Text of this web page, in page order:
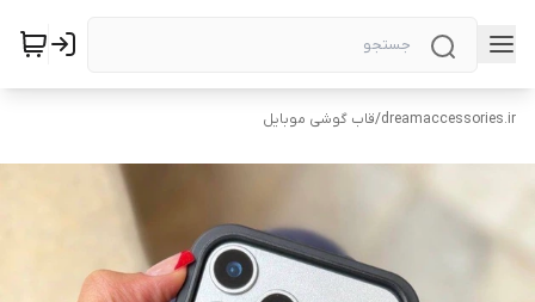
dreamaccessories.ir
/قاب گوشی موبایل